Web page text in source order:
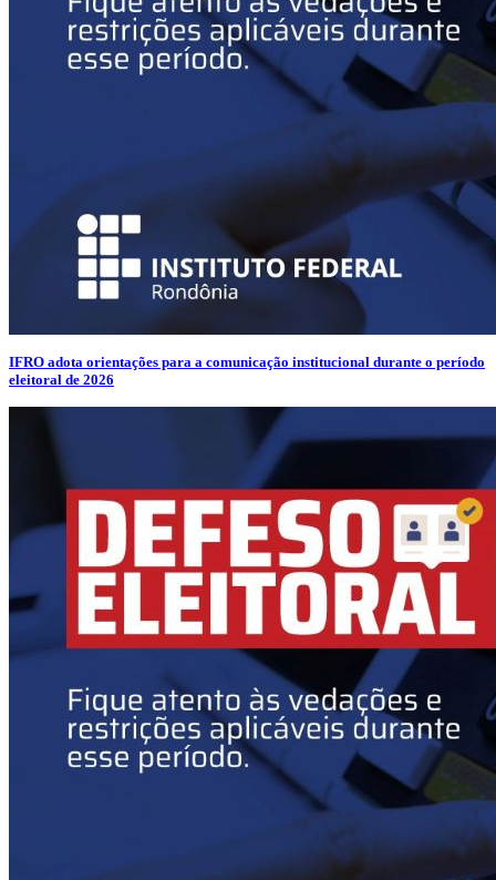
IFRO adota orientações para a comunicação institucional durante o período
eleitoral de 2026